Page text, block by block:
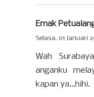
Emak
Selasa, 01 Januari
Wah
anganku
kapan ya...hihi.